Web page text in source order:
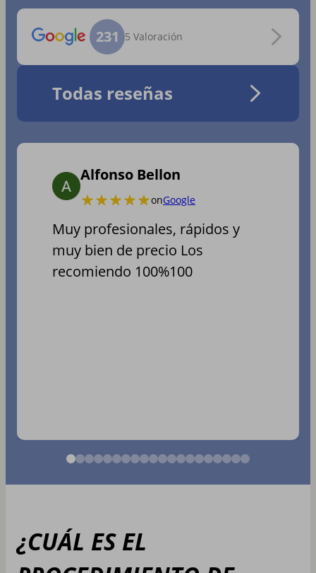
231 5 Valoración
Todas reseñas
Alfonso Bellon
onGoogle
Muy profesionales, rápidos y
muy bien de precio Los
recomiendo 100%100
¿CUÁL ES EL